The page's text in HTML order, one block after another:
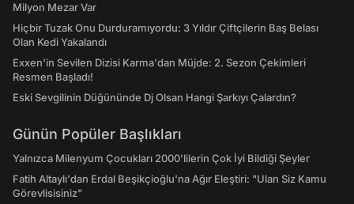
Milyon Mezar Var
Hiçbir Tuzak Onu Durduramıyordu: 3 Yıldır Çiftçilerin Baş Belası
Olan Kedi Yakalandı
Exxen'in Sevilen Dizisi Karma'dan Müjde: 2. Sezon Çekimleri
Resmen Başladı!
Eski Sevgilinin Düğününde Dj Olsan Hangi Şarkıyı Çalardın?
Günün Popüler Başlıkları
Yalnızca Milenyum Çocukları 2000'lilerin Çok İyi Bildiği Şeyler
Fatih Altaylı'dan Erdal Beşikçioğlu'na Ağır Eleştiri: "Ulan Siz Kamu
Görevlisisiniz"